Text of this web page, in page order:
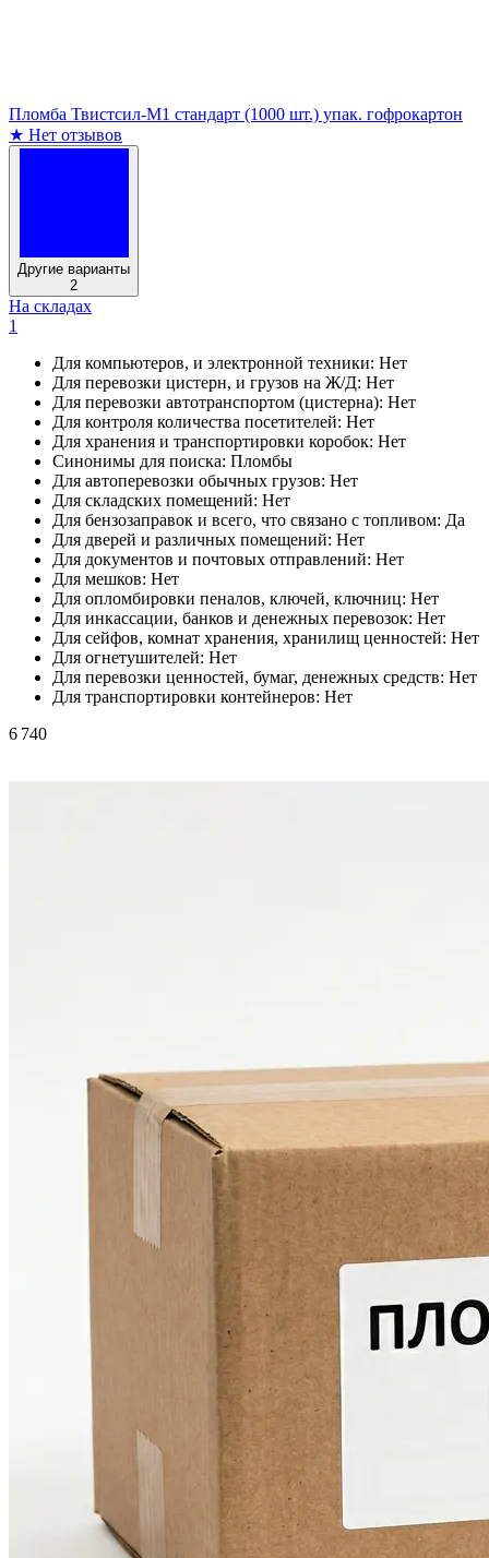
Пломба Твистсил-М1 стандарт (1000 шт.) упак. гофрокартон
★ Нет отзывов
Другие варианты
2
На складах
1
Для компьютеров, и электронной техники: Нет
Для перевозки цистерн, и грузов на Ж/Д: Нет
Для перевозки автотранспортом (цистерна): Нет
Для контроля количества посетителей: Нет
Для хранения и транспортировки коробок: Нет
Синонимы для поиска: Пломбы
Для автоперевозки обычных грузов: Нет
Для складских помещений: Нет
Для бензозаправок и всего, что связано с топливом: Да
Для дверей и различных помещений: Нет
Для документов и почтовых отправлений: Нет
Для мешков: Нет
Для опломбировки пеналов, ключей, ключниц: Нет
Для инкассации, банков и денежных перевозок: Нет
Для сейфов, комнат хранения, хранилищ ценностей: Нет
Для огнетушителей: Нет
Для перевозки ценностей, бумаг, денежных средств: Нет
Для транспортировки контейнеров: Нет
6 740